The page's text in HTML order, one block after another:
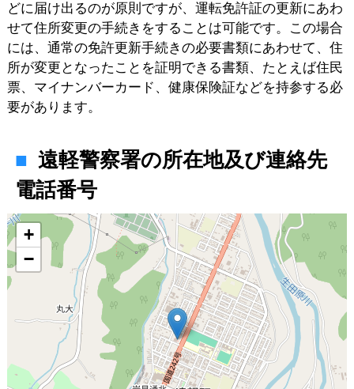
どに届け出るのが原則ですが、運転免許証の更新にあわ
せて住所変更の手続きをすることは可能です。この場合
には、通常の免許更新手続きの必要書類にあわせて、住
所が変更となったことを証明できる書類、たとえば住民
票、マイナンバーカード、健康保険証などを持参する必
要があります。
遠軽警察署の所在地及び連絡先
電話番号
地図
+
−